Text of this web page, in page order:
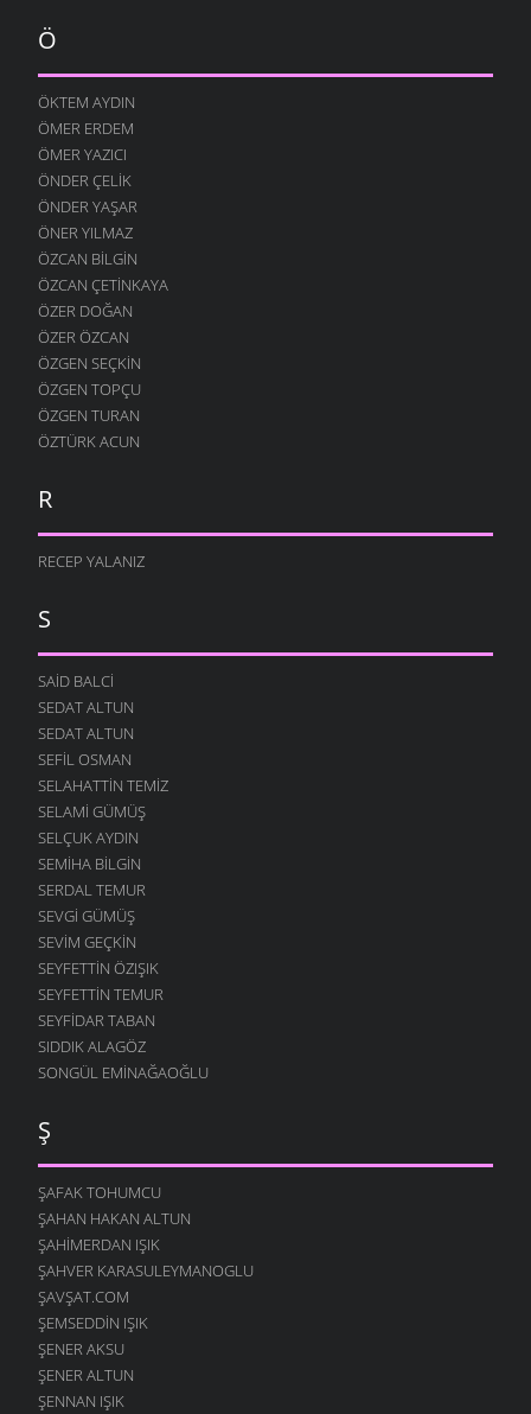
Ö
ÖKTEM AYDIN
ÖMER ERDEM
ÖMER YAZICI
ÖNDER ÇELIK
ÖNDER YAŞAR
ÖNER YILMAZ
ÖZCAN BILGIN
ÖZCAN ÇETINKAYA
ÖZER DOĞAN
ÖZER ÖZCAN
ÖZGEN SEÇKIN
ÖZGEN TOPÇU
ÖZGEN TURAN
ÖZTÜRK ACUN
R
RECEP YALANIZ
S
SAID BALCI
SEDAT ALTUN
SEDAT ALTUN
SEFIL OSMAN
SELAHATTIN TEMIZ
SELAMI GÜMÜŞ
SELÇUK AYDIN
SEMIHA BILGIN
SERDAL TEMUR
SEVGI GÜMÜŞ
SEVIM GEÇKIN
SEYFETTIN ÖZIŞIK
SEYFETTIN TEMUR
SEYFIDAR TABAN
SIDDIK ALAGÖZ
SONGÜL EMINAĞAOĞLU
Ş
ŞAFAK TOHUMCU
ŞAHAN HAKAN ALTUN
ŞAHIMERDAN IŞIK
ŞAHVER KARASULEYMANOGLU
ŞAVŞAT.COM
ŞEMSEDDIN IŞIK
ŞENER AKSU
ŞENER ALTUN
ŞENNAN IŞIK